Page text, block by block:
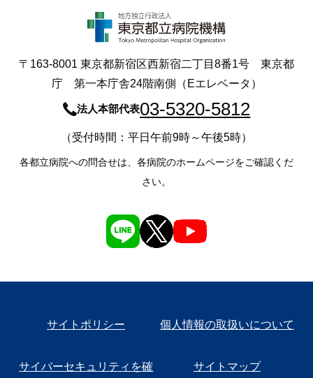
〒163-8001 東京都新宿区西新宿二丁目8番1号 東京都
庁 第一本庁舎24階南側（Eエレベータ）
法人本部代表03-5320-5812
（受付時間：平日午前9時～午後5時）
各都立病院への問合せは、各病院のホームページをご確認くだ
さい。
サイトポリシー 個人情報の取扱いについて
サイバーセキュリティを確 サイトマップ